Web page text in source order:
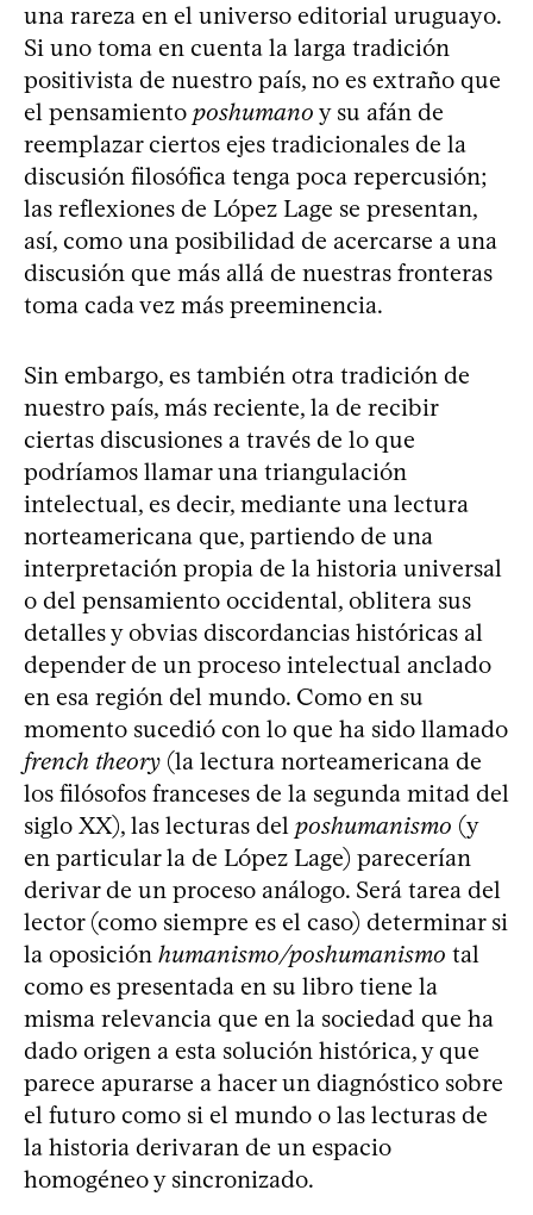
una rareza en el universo editorial uruguayo.
Si uno toma en cuenta la larga tradición
positivista de nuestro país, no es extraño que
el pensamiento poshumano y su afán de
reemplazar ciertos ejes tradicionales de la
discusión filosófica tenga poca repercusión;
las reflexiones de López Lage se presentan,
así, como una posibilidad de acercarse a una
discusión que más allá de nuestras fronteras
toma cada vez más preeminencia.
Sin embargo, es también otra tradición de
nuestro país, más reciente, la de recibir
ciertas discusiones a través de lo que
podríamos llamar una triangulación
intelectual, es decir, mediante una lectura
norteamericana que, partiendo de una
interpretación propia de la historia universal
o del pensamiento occidental, oblitera sus
detalles y obvias discordancias históricas al
depender de un proceso intelectual anclado
en esa región del mundo. Como en su
momento sucedió con lo que ha sido llamado
french theory (la lectura norteamericana de
los filósofos franceses de la segunda mitad del
siglo XX), las lecturas del poshumanismo (y
en particular la de López Lage) parecerían
derivar de un proceso análogo. Será tarea del
lector (como siempre es el caso) determinar si
la oposición humanismo/poshumanismo tal
como es presentada en su libro tiene la
misma relevancia que en la sociedad que ha
dado origen a esta solución histórica, y que
parece apurarse a hacer un diagnóstico sobre
el futuro como si el mundo o las lecturas de
la historia derivaran de un espacio
homogéneo y sincronizado.